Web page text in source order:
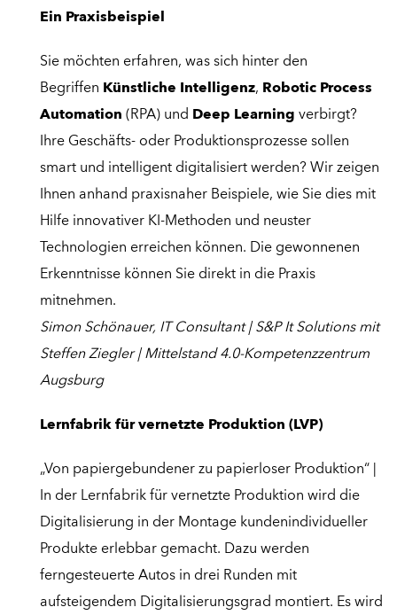
Ein Praxisbeispiel
Sie möchten erfahren, was sich hinter den
Begriffen Künstliche Intelligenz, Robotic Process
Automation (RPA) und Deep Learning verbirgt?
Ihre Geschäfts- oder Produktionsprozesse sollen
smart und intelligent digitalisiert werden? Wir zeigen
Ihnen anhand praxisnaher Beispiele, wie Sie dies mit
Hilfe innovativer KI-Methoden und neuster
Technologien erreichen können. Die gewonnenen
Erkenntnisse können Sie direkt in die Praxis
mitnehmen.
Simon Schönauer, IT Consultant | S&P It Solutions mit
Steffen Ziegler | Mittelstand 4.0-Kompetenzzentrum
Augsburg
Lernfabrik für vernetzte Produktion (LVP)
„Von papiergebundener zu papierloser Produktion“ |
In der Lernfabrik für vernetzte Produktion wird die
Digitalisierung in der Montage kundenindividueller
Produkte erlebbar gemacht. Dazu werden
ferngesteuerte Autos in drei Runden mit
aufsteigendem Digitalisierungsgrad montiert. Es wird